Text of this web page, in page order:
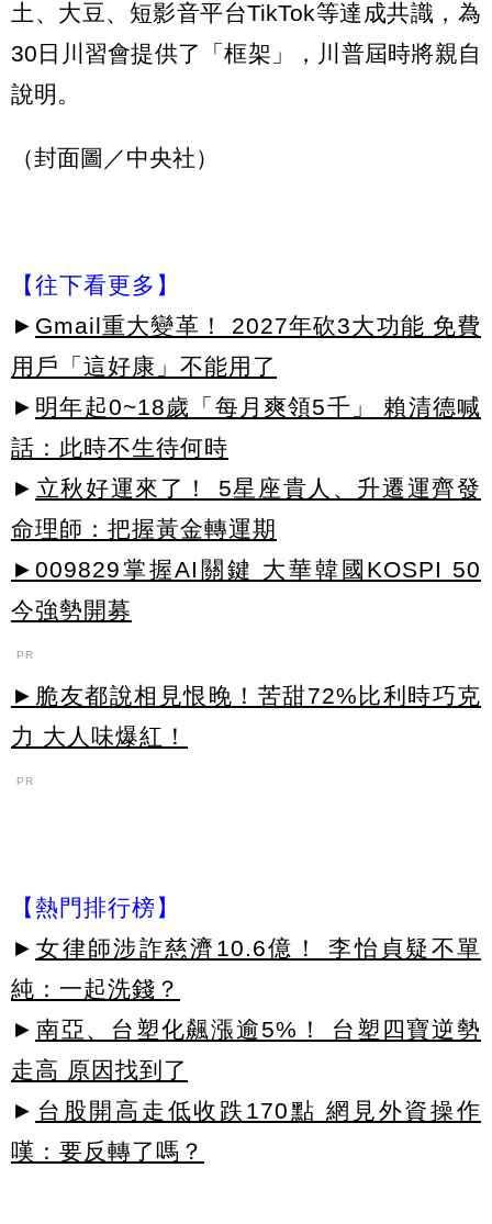
土、大豆、短影音平台TikTok等達成共識，為
30日川習會提供了「框架」，川普屆時將親自
說明。
（封面圖／中央社）
【往下看更多】
► Gmail重大變革！ 2027年砍3大功能 免費
用戶「這好康」不能用了
► 明年起0~18歲「每月爽領5千」 賴清德喊
話：此時不生待何時
► 立秋好運來了！ 5星座貴人、升遷運齊發
命理師：把握黃金轉運期
►009829掌握AI關鍵 大華韓國KOSPI 50
今強勢開募
PR
►脆友都說相見恨晚！苦甜72%比利時巧克
力 大人味爆紅！
PR
【熱門排行榜】
► 女律師涉詐慈濟10.6億！ 李怡貞疑不單
純：一起洗錢？
► 南亞、台塑化飆漲逾5%！ 台塑四寶逆勢
走高 原因找到了
► 台股開高走低收跌170點 網見外資操作
嘆：要反轉了嗎？